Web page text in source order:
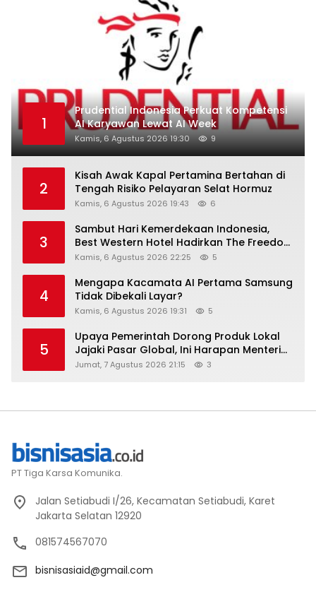
1
Prudential Indonesia Perkuat Kompetensi
AI Karyawan Lewat AI Week
Kamis, 6 Agustus 2026 19:30 9
2
Kisah Awak Kapal Pertamina Bertahan di
Tengah Risiko Pelayaran Selat Hormuz
Kamis, 6 Agustus 2026 19:43 6
3
Sambut Hari Kemerdekaan Indonesia,
Best Western Hotel Hadirkan The Freedom
Stay Diskon Hingga 45%
Kamis, 6 Agustus 2026 22:25 5
4
Mengapa Kacamata AI Pertama Samsung
Tidak Dibekali Layar?
Kamis, 6 Agustus 2026 19:31 5
5
Upaya Pemerintah Dorong Produk Lokal
Jajaki Pasar Global, Ini Harapan Menteri
Perindustrian RI Lewat ILT dan IGT Expo
Jumat, 7 Agustus 2026 21:15 3
PT Tiga Karsa Komunika.
Jalan Setiabudi I/26, Kecamatan Setiabudi, Karet
Jakarta Selatan 12920
081574567070
bisnisasiaid@gmail.com